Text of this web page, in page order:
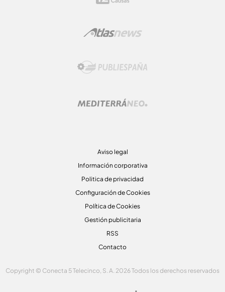
Aviso legal
Información corporativa
Politica de privacidad
Configuración de Cookies
Política de Cookies
Gestión publicitaria
RSS
Contacto
Copyright © Conecta 5 Telecinco, S. A. 2026 Todos los derechos reservados